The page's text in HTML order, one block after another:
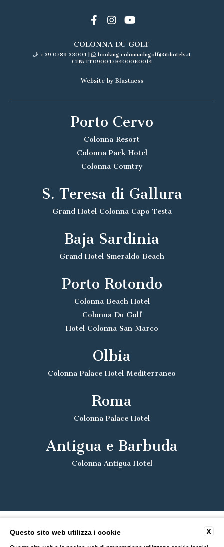
COLONNA DU GOLF
+39 0789 33004|
booking.colonnadugolf@itihotels.it
CIN: IT090047B4000E0014
Website by Blastness
Porto Cervo
Colonna Resort
Colonna Park Hotel
Colonna Country
S. Teresa di Gallura
Grand Hotel Colonna Capo Testa
Baja Sardinia
Grand Hotel Smeraldo Beach
Porto Rotondo
Colonna Beach Hotel
Colonna Du Golf
Hotel Colonna San Marco
Olbia
Colonna Palace Hotel Mediterraneo
Roma
Colonna Palace Hotel
Antigua e Barbuda
Colonna Antigua Hotel
X
Questo sito web utilizza i cookie